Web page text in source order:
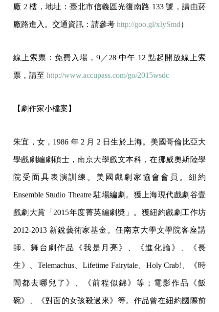
廠 2 樓，地址：臺北市信義區光復南路 133 號，請由菸
廠路進入。交通資訊：請參考 http://goo.gl/xIySmd）
線上索票：免費入場，9／28 中午 12 點起開放線上索
票，請至 http://www.accupass.com/go/2015wsdc
【劇作家小檔案】
朱宜，女，1986 年 2 月 2 日生於上海。美國哥倫比亞大
學戲劇編劇碩士，南京大學戲文本科，在挪威奧斯陸學
院受面具表演訓練。美國戲劇家協會會員。紐約
Ensemble Studio Theatre 駐場編劇。獲上海現代戲劇谷壹
戲劇大賞「2015年度菁英編劇奬」。獲紐約戲劇工作坊
2012-2013 新銳藝術家基金。任南京大學文學院客座講
師。舞台劇作品《我是月亮》、《進化論》、《長
生》、Telemachus、Lifetime Fairytale、Holy Crab!、《時
間都去哪兒了》、《前程似錦》等；電影作品《飯
碗》、《對面的女孩殺過來》等。作品曾在紐約國際前